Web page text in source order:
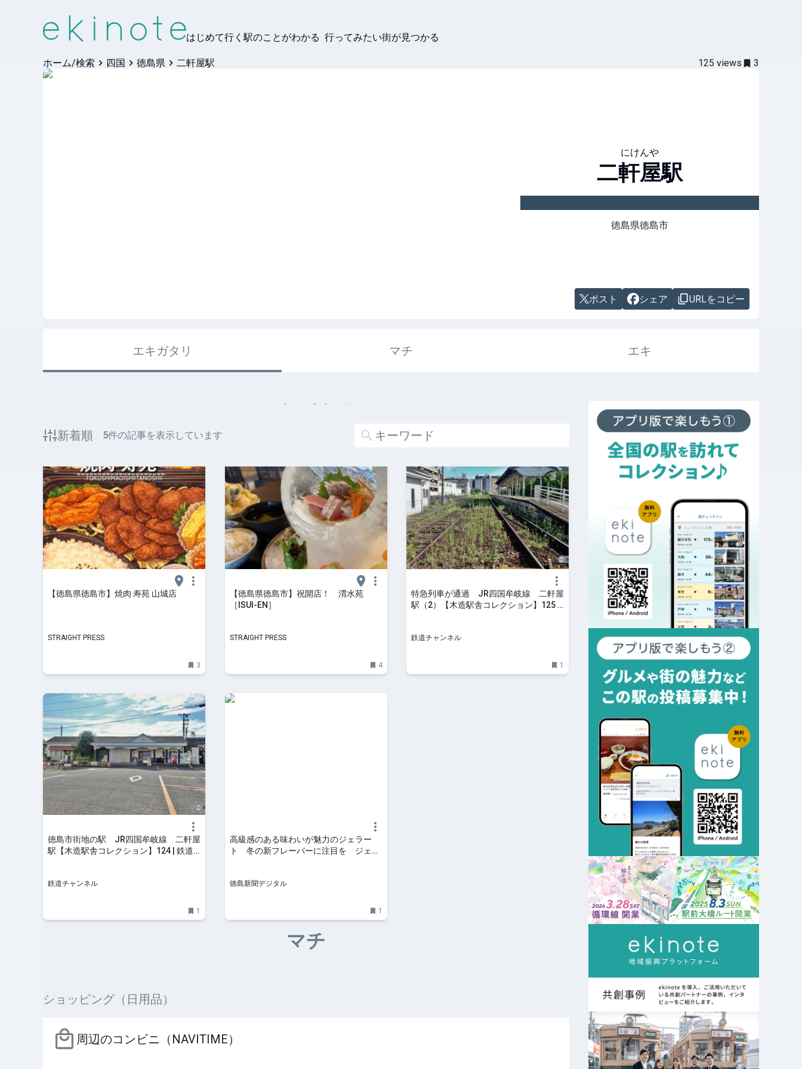
はじめて行く駅のことがわかる 行ってみたい街が見つかる
ホーム/検索 四国 徳島県 二軒屋駅 125 views 3
にけんや
二軒屋駅
徳島県徳島市
ポスト シェア URLをコピー
エキガタリ マチ エキ
エキガタリ
新着順 5件の記事を表示しています
【徳島県徳島市】焼肉 寿苑 山城店
STRAIGHT PRESS
3
【徳島県徳島市】祝開店！ 渭水苑
［ISUI-EN］
STRAIGHT PRESS
4
特急列車が通過 JR四国牟岐線 二軒屋
駅（2）【木造駅舎コレクション】125 |
鉄道チャンネル
1
徳島市街地の駅 JR四国牟岐線 二軒屋
駅【木造駅舎コレクション】124 | 鉄道
鉄道チャンネル
1
高級感のある味わいが魅力のジェラー
ト 冬の新フレーバーに注目を ジェル
徳島新聞デジタル
1
マチ
ショッピング（日用品）
周辺のコンビニ（NAVITIME）